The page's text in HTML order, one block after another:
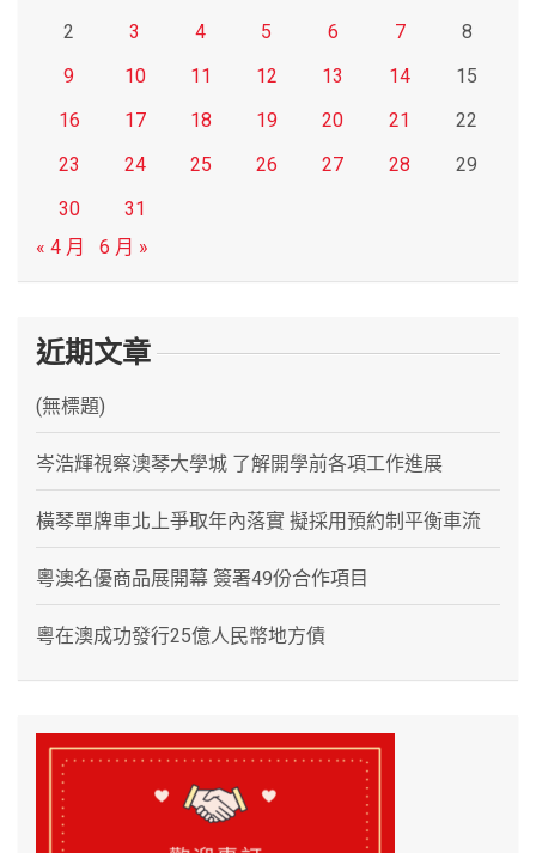
2
3 4 5 6 7
8
9
10 11 12 13 14
15
16
17 18 19 20 21
22
23
24 25 26 27 28
29
30
31
« 4 月
6 月 »
近期文章
(無標題)
岑浩輝視察澳琴大學城 了解開學前各項工作進展
橫琴單牌車北上爭取年內落實 擬採用預約制平衡車流
粵澳名優商品展開幕 簽署49份合作項目
粵在澳成功發行25億人民幣地方債